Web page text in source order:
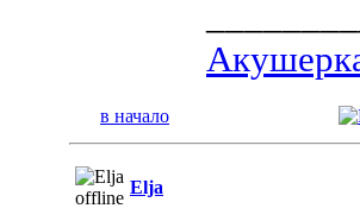
в начало
Elja